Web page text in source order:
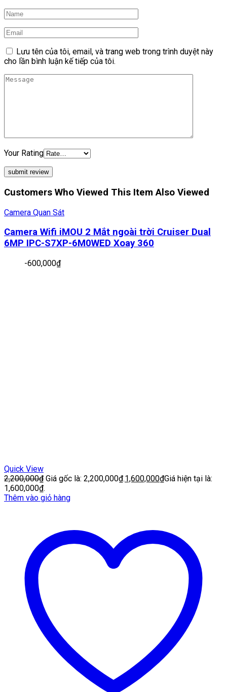
Lưu tên của tôi, email, và trang web trong trình duyệt này
cho lần bình luận kế tiếp của tôi.
Your Rating
Customers Who Viewed This Item Also Viewed
Camera Quan Sát
Camera Wifi iMOU 2 Mắt ngoài trời Cruiser Dual
6MP IPC-S7XP-6M0WED Xoay 360
-600,000₫
Quick View
2,200,000₫ Giá gốc là: 2,200,000₫.1,600,000₫Giá hiện tại là:
1,600,000₫.
Thêm vào giỏ hàng